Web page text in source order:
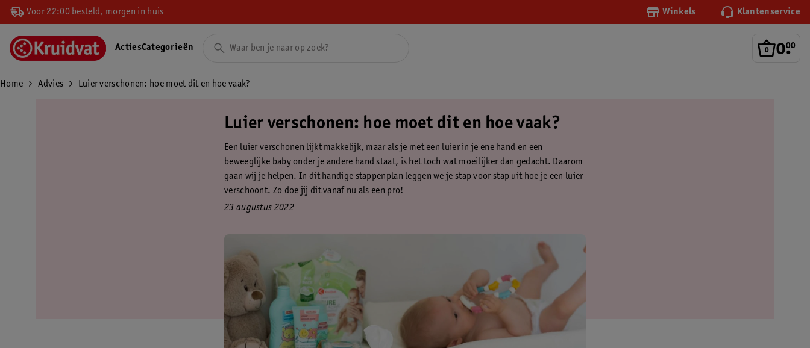
Voor 22:00 besteld, morgen in huis Winkels Klantenservice
0.
00
ActiesCategorieën
Home Advies Luier verschonen: hoe moet dit en hoe vaak?
Luier verschonen: hoe moet dit en hoe vaak?
Een luier verschonen lijkt makkelijk, maar als je met een luier in je ene hand en een
beweeglijke baby onder je andere hand staat, is het toch wat moeilijker dan gedacht. Daarom
gaan wij je helpen. In dit handige stappenplan leggen we je stap voor stap uit hoe je een luier
verschoont. Zo doe jij dit vanaf nu als een pro!
23 augustus 2022